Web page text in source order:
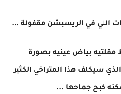
اللي في الريسبشن مقفولة ...
بياض عينيه بصورة
سيكلف هذا المتراخي الكثير
كبح جماحها ...